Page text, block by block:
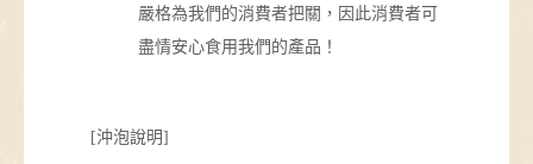
嚴格為我們的消費者把關，因此消費者可
盡情安心食用我們的產品！
[沖泡說明]